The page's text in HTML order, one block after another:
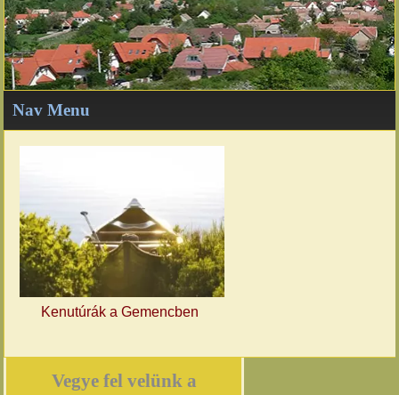
Nav Menu
Kenutúrák a Gemencben
Vegye fel velünk a